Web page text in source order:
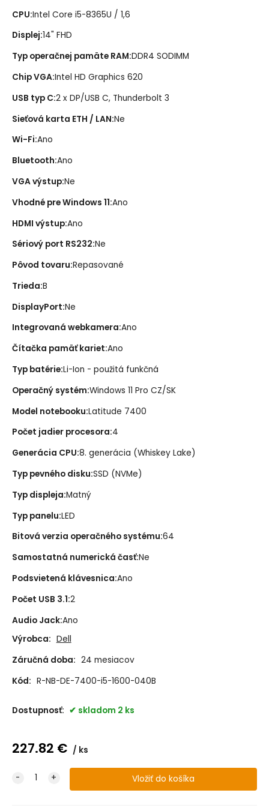
CPU:Intel Core i5-8365U / 1,6
Displej:14" FHD
Typ operačnej pamäte RAM:DDR4 SODIMM
Chip VGA:Intel HD Graphics 620
USB typ C:2 x DP/USB C, Thunderbolt 3
Sieťová karta ETH / LAN:Ne
Wi-Fi:Ano
Bluetooth:Ano
VGA výstup:Ne
Vhodné pre Windows 11:Ano
HDMI výstup:Ano
Sériový port RS232:Ne
Pôvod tovaru:Repasované
Trieda:B
DisplayPort:Ne
Integrovaná webkamera:Ano
Čítačka pamäť kariet:Ano
Typ batérie:Li-Ion - použitá funkčná
Operačný systém:Windows 11 Pro CZ/SK
Model notebooku:Latitude 7400
Počet jadier procesora:4
Generácia CPU:8. generácia (Whiskey Lake)
Typ pevného disku:SSD (NVMe)
Typ displeja:Matný
Typ panelu:LED
Bitová verzia operačného systému:64
Samostatná numerická časť:Ne
Podsvietená klávesnica:Ano
Počet USB 3.1:2
Audio Jack:Ano
Výrobca: Dell
Záručná doba: 24 mesiacov
Kód: R-NB-DE-7400-i5-1600-040B
Dostupnosť: skladom 2 ks
227.82 € ks